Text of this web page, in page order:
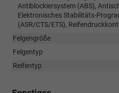
Antiblockiersystem (ABS),
Elektronisches Stabilitäts-
(ASR/CTS/ETS),
Felgengröße
Felgentyp
Reifentyp